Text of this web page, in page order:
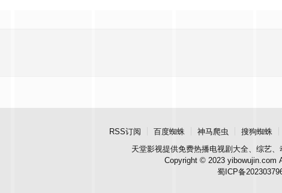
RSS订阅 百度蜘蛛 神马爬虫 搜狗蜘蛛
天堂影视提供免费热播电视剧大全、综艺
Copyright © 2023 yibowujin.com
蜀ICP备